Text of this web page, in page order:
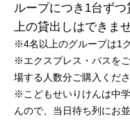
ループにつき1台ず
上の貸出しはできま
※4名以上のグループは1
※エクスプレス・パスを
場する人数分ご購入くだ
※こどもせいりけんは中
んので、当日待ち列にお